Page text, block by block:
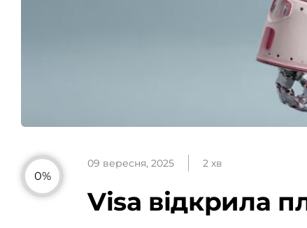
0%
09 вересня, 2025 2 хв
Visa відкрила